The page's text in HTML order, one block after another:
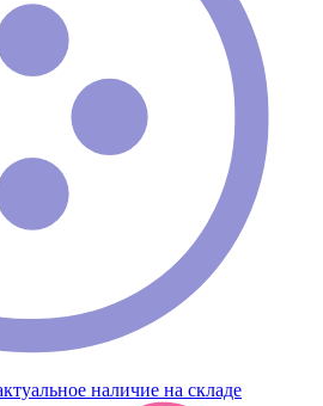
наличие на складе